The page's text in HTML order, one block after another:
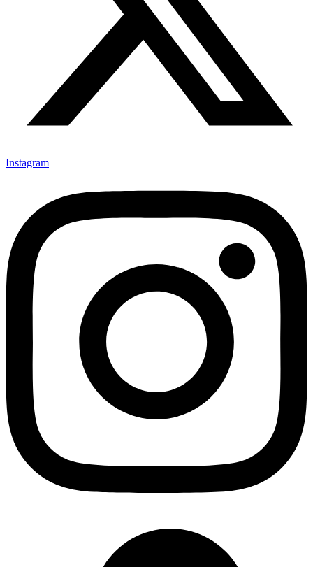
Instagram